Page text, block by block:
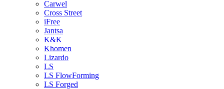
Carwel
Cross Street
iFree
Jantsa
K&K
Khomen
Lizardo
LS
LS FlowForming
LS Forged